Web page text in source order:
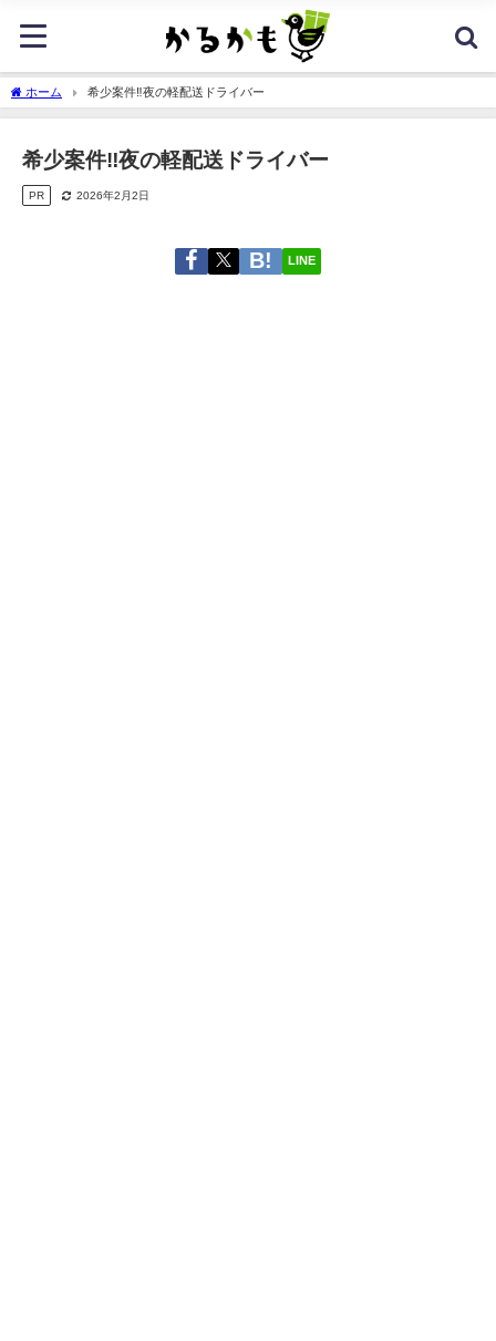
ホーム 希少案件‼️夜の軽配送ドライバー
希少案件‼️夜の軽配送ドライバー
PR 2026年2月2日
LINE